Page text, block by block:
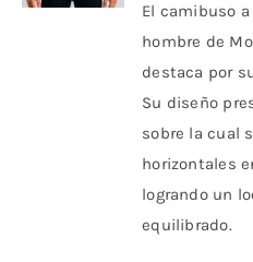
era:
$
El camibuso
hombre de
destaca por
Su diseño
sobre la cual
horizontales
logrando un
equilibrado.